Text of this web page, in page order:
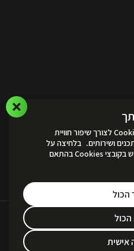
Created by
נגישות
© Marina Galil
באתר שלנו נעשה שימוש בקובצי Cookies לצורך שיפור חוויית
ושירותים. בלחיצה על
“מאשר הכול” הינך מסכים/ה לשימוש בקובצי Cookies בהתאם